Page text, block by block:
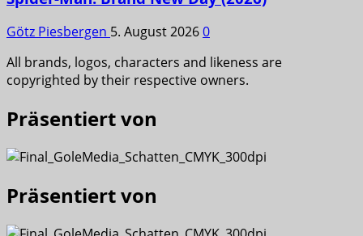
Götz Piesbergen 5. August 20260
All brands, logos, characters and likeness are
copyrighted by their respective owners.
Präsentiert von
Präsentiert von